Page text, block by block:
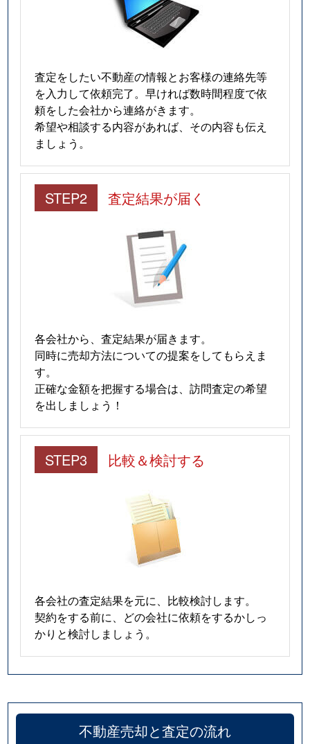
査定をしたい不動産の情報とお客様の連絡先等
を入力して依頼完了。早ければ数時間程度で依
頼をした会社から連絡がきます。
希望や相談する内容があれば、その内容も伝え
ましょう。
STEP2 査定結果が届く
各会社から、査定結果が届きます。
同時に売却方法についての提案をしてもらえま
す。
正確な金額を把握する場合は、訪問査定の希望
を出しましょう！
STEP3 比較＆検討する
各会社の査定結果を元に、比較検討します。
契約をする前に、どの会社に依頼をするかしっ
かりと検討しましょう。
不動産売却と査定の流れ